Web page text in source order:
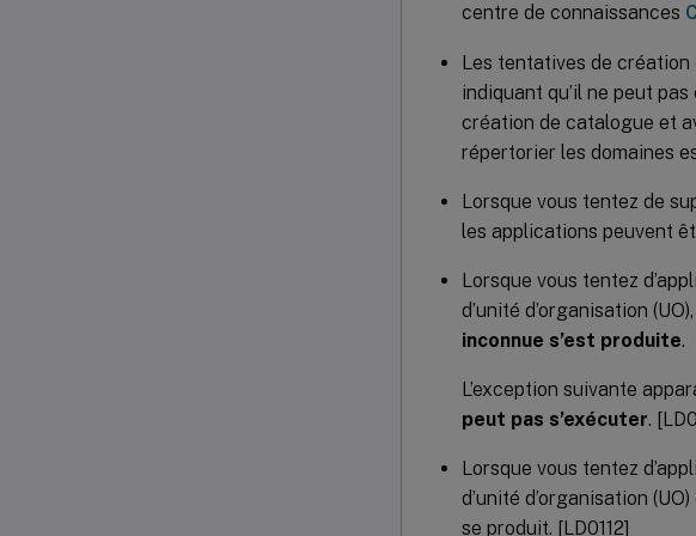
centre de connaissances
Les tentatives de création
indiquant qu’il ne peut
création de catalogue et
répertorier les domaines
Lorsque vous tentez de
les applications peuvent
Lorsque vous tentez
d’unité d’organisation
inconnue s’est produite.
L’exception suivante
peut pas s’exécuter.
Lorsque vous tentez
d’unité d’organisation
se produit. [LD0112]